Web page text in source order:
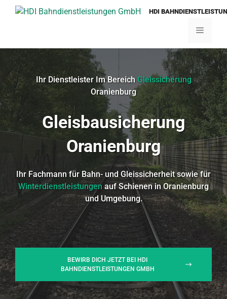
Zum
HDI
Menü
Ihr Dienstleister Im Bereich Gleissicherung
Oranienburg
Gleisbausicherung
Oranienburg
Ihr Fachmann für Bahn- und Gleissicherheit sowie für
Winterdienstleistungen auf Schienen in Oranienburg
und Umgebung.
BEWIRB DICH JETZT BEI HDI
BAHNDIENSTLEISTUNGEN GMBH